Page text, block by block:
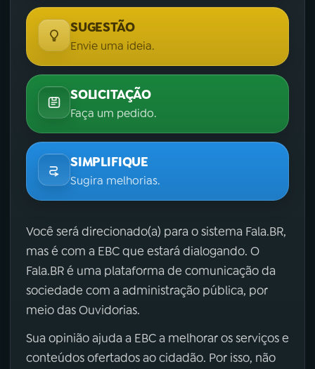
SUGESTÃO
Envie uma ideia.
SOLICITAÇÃO
Faça um pedido.
SIMPLIFIQUE
Sugira melhorias.
Você será direcionado(a) para o sistema Fala.BR,
mas é com a EBC que estará dialogando. O
Fala.BR é uma plataforma de comunicação da
sociedade com a administração pública, por
meio das Ouvidorias.
Sua opinião ajuda a EBC a melhorar os serviços e
conteúdos ofertados ao cidadão. Por isso, não